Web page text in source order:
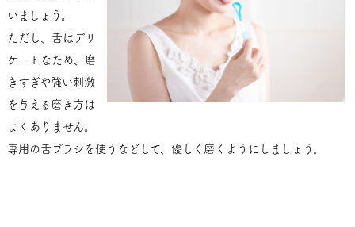
いましょう。
ただし、舌はデリ
ケートなため、磨
きすぎや強い刺激
を与える磨き方は
よくありません。
専用の舌ブラシを使うなどして、優しく磨くようにしましょう。